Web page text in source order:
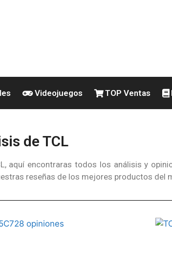
Videojuegos TOP Ventas
de TCL
aquí encontraras todos los análisis y
reseñas de los mejores productos del